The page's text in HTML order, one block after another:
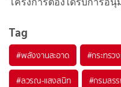
Tag
#พลังงานสะอาด #กระทรว
#ลวรณ-แสงสนิท #กรมสร